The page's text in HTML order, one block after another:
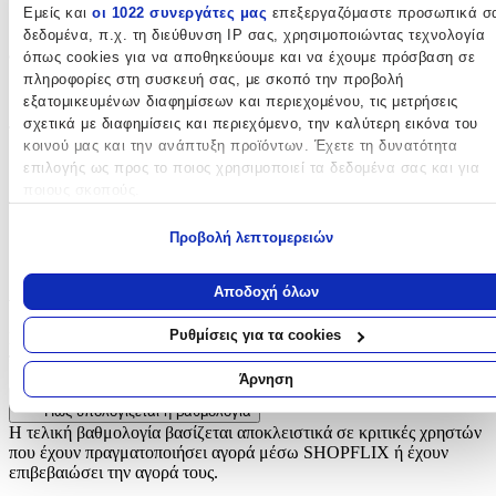
Εμείς και οι 1022 συνεργάτες μας επεξεργαζόμαστε προσωπικά
δεδομένα, π.χ. τη διεύθυνση IP σας, χρησιμοποιώντας τεχνολογία
όπως cookies για να αποθηκεύουμε και να έχουμε πρόσβαση σε
πληροφορίες στη συσκευή σας, με σκοπό την προβολή
εξατομικευμένων διαφημίσεων και περιεχομένου, τις μετρήσεις
σχετικά με διαφημίσεις και περιεχόμενο, την καλύτερη εικόνα του
κοινού μας και την ανάπτυξη προϊόντων. Έχετε τη δυνατότητα
επιλογής ως προς το ποιος χρησιμοποιεί τα δεδομένα σας και για
Εάν μας επιτρέπετε, θα θέλαμε επίσης:
τοποθεσία, οι οποίες μπορεί να είναι ακριβείς σε απόσταση
Να αναγνωρίσουμε τη συσκευή σας σαρώνοντας ενεργά για
συγκεκριμένα χαρακτηριστικά (δακτυλικό αποτύπωμα)
Μάθετε περισσότερα σχετικά με τον τρόπο επεξεργασίας των
προσωπικών σας δεδομένων και καθορίστε τις προτιμήσεις σας
ενότητα “Λεπτομέρειες”. Μπορείτε να αλλάξετε ή να
τη συγκατάθεσή σας ανά πάσα στιγμή από τη Δήλωση Cookies.
Χρησιμοποιούμε cookies ώστε η τοποθεσία μας να λειτουργεί
Προβολή λεπτομερειών
Αποδοχή όλων
Ρυθμίσεις για τα cookies
Άρνηση
Πολύχρωμο
Φύλο:
Κορίτσι
Τύπος:
Τρόλεϊ
Τάξη:
Προς το παρόν δεν υπάρχουν άλλες αξιολογήσεις. Όταν
προστεθούν, θα εμφανιστούν εδώ.
Πώς υπολογίζεται η βαθμολογία
Η τελική βαθμολογία βασίζεται αποκλειστικά σε κριτικές χρηστών
που έχουν πραγματοποιήσει αγορά μέσω SHOPFLIX ή έχουν
επιβεβαιώσει την αγορά τους.